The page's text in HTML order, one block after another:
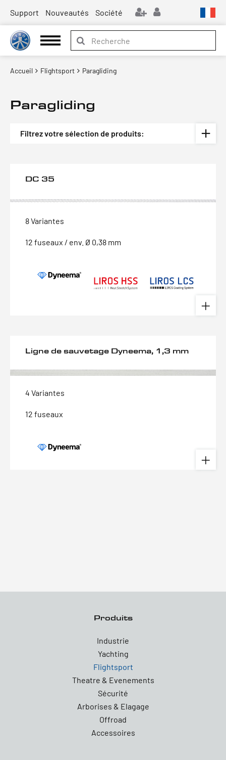
Support Nouveautés Société
Accueil Flightsport Paragliding
Paragliding
Filtrez votre sélection de produits:
DC 35
8 Variantes
12 fuseaux / env. Ø 0,38 mm
Ligne de sauvetage Dyneema, 1,3 mm
4 Variantes
12 fuseaux
Produits
Industrie
Yachting
Flightsport
Theatre & Evenements
Sécurité
Arborises & Elagage
Offroad
Accessoires